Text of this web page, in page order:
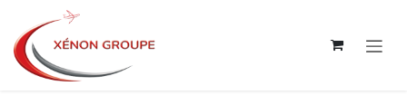
Se rendre au contenu